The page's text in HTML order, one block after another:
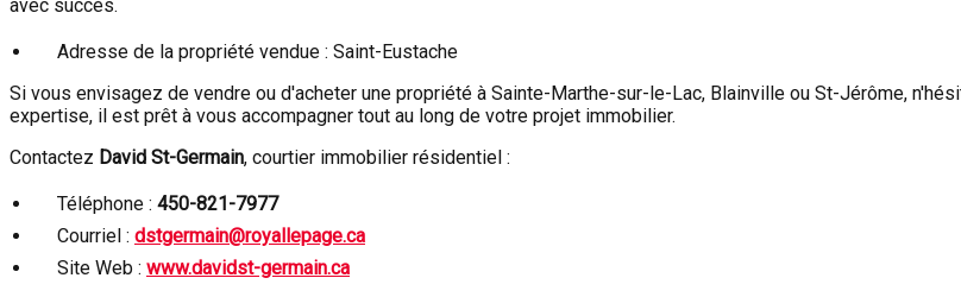
avec succès.
Adresse de la propriété vendue : Saint-Eustache
Si vous envisagez de vendre ou d'acheter une propriété à Sainte-Marthe-sur-le-Lac, Blainville ou St-Jérôme,
expertise, il est prêt à vous accompagner tout au long de votre projet immobilier.
Contactez David St-Germain, courtier immobilier résidentiel :
Téléphone : 450-821-7977
Courriel : dstgermain@royallepage.ca
Site Web : www.davidst-germain.ca